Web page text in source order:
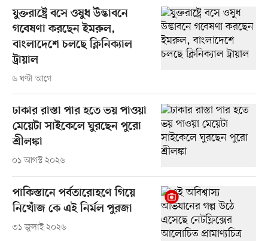
যুক্তরাষ্ট্রে বসে ওষুধ উদ্ভাবনে
গবেষণা করছেন ইমরুল,
বাংলাদেশে চলছে ক্লিনিক্যাল
ট্রায়াল
৬ ঘণ্টা আগে
ঢাকার রাস্তা পার হতে ভয় পাওয়া
মেয়েটা সাইকেলে ঘুরছেন পুরো
শ্রীলঙ্কা
০১ আগস্ট ২০২৬
পাকিস্তানে পর্বতারোহণে গিয়ে
নিখোঁজ কে এই নির্মল পুরজা
৩১ জুলাই ২০২৬